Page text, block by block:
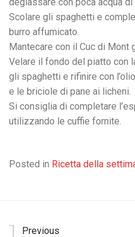
Scolare gli spaghetti e
burro affumicato.
Mantecare con il Cuc di Mont
Velare il fondo del piatto con
gli spaghetti e rifinire con
e le briciole di pane ai licheni.
Si consiglia di completare
utilizzando le cuffie fornite.
Posted in Ricetta della
Previous